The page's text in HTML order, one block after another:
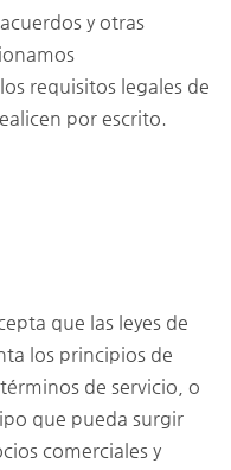
y otras
requisitos legales de
por escrito.
que las leyes de
los principios de
de servicio, o
que pueda surgir
comerciales y